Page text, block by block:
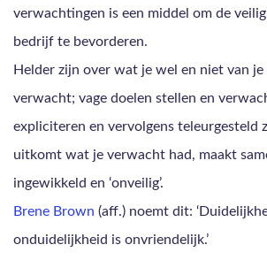
verwachtingen is een middel om de
bedrijf te bevorderen.
Helder zijn over wat je wel en niet van
verwacht; vage doelen stellen en
expliciteren en vervolgens teleurgesteld
uitkomt wat je verwacht had, maakt
ingewikkeld en ‘onveilig’.
Brene Brown (aff.) noemt dit:
onduidelijkheid is onvriendelijk.’